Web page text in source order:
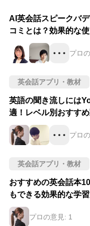
AI英会話スピークバ
コミとは？効果的な
プロが徹底評価！
プロ
英会話アプリ・教材
英語の聞き流しには
適！レベル別おすす
プロ
英会話アプリ・教材
おすすめの英会話本
もできる効果的な学
プロの意見: 1